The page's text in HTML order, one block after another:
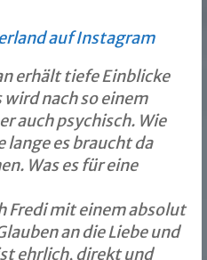
auf Instagram
erhält tiefe Einblicke
wird nach so einem
auch psychisch. Wie
es braucht da
Was es für eine
Fredi mit einem absolut
an die Liebe und
ehrlich, direkt und